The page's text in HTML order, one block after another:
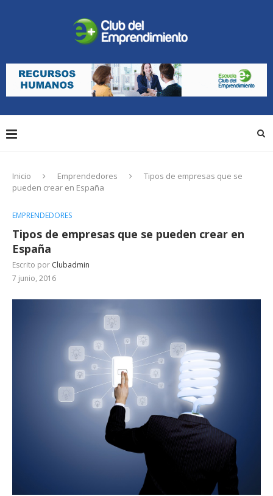
Inicio Emprendedores
Tipos de empresas que se
pueden crear en España
EMPRENDEDORES
Tipos de empresas que se pueden crear en
España
Escrito por Clubadmin
7 junio, 2016